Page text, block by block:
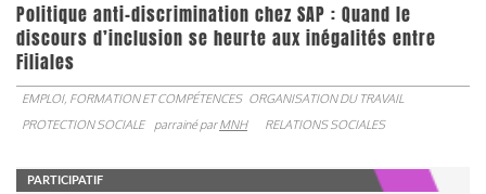
Politique anti-discrimination chez SAP : Quand le
discours d’inclusion se heurte aux inégalités entre
Filiales
EMPLOI, FORMATION ET COMPÉTENCES ORGANISATION DU TRAVAIL
PROTECTION SOCIALE
parrainé parMNH RELATIONS SOCIALES
PARTICIPATIF